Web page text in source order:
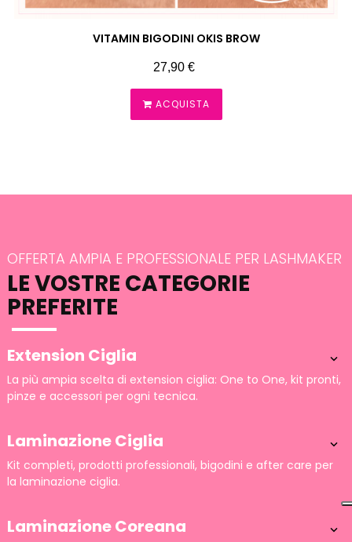
VITAMIN BIGODINI OKIS BROW
Prezzo
27,90 €
ACQUISTA
OFFERTA AMPIA E PROFESSIONALE PER LASHMAKER
LE VOSTRE CATEGORIE
PREFERITE
Extension Ciglia 
La più ampia scelta di extension ciglia: One to One, kit pronti,
pinze e accessori per ogni tecnica.
Laminazione Ciglia 
Kit completi, prodotti professionali, bigodini e after care per
la laminazione ciglia.
Laminazione Coreana 